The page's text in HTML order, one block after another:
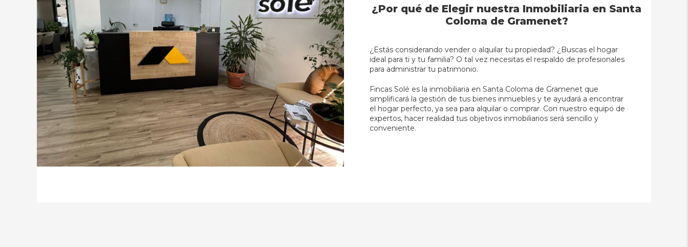
¿Por qué de Elegir nuestra Inmobiliaria en Santa
Coloma de Gramenet?
¿Estás considerando vender o alquilar tu propiedad? ¿Buscas el hogar
ideal para ti y tu familia? O tal vez necesitas el respaldo de profesionales
para administrar tu patrimonio.
Fincas Solé es la inmobiliaria en Santa Coloma de Gramenet que
simplificará la gestión de tus bienes inmuebles y te ayudará a encontrar
el hogar perfecto, ya sea para alquilar o comprar. Con nuestro equipo de
expertos, hacer realidad tus objetivos inmobiliarios será sencillo y
conveniente.